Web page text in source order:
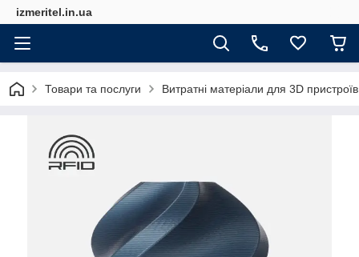
izmeritel.in.ua
Товари та послуги Витратні матеріали для 3D пристроїв